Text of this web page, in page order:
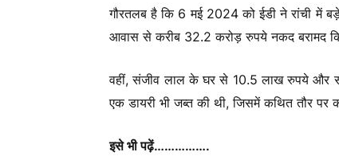
गौरतलब है कि 6 मई 2024 को ईडी ने रांची में
आवास से करीब 32.2 करोड़ रुपये नकद बरामद
वहीं, संजीव लाल के घर से 10.5 लाख रुपये और
एक डायरी भी जब्त की थी, जिसमें कथित तौर
इसे भी पढ़ें…………….